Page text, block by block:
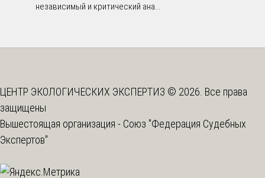
независимый и критический ана...
ЦЕНТР ЭКОЛОГИЧЕСКИХ ЭКСПЕРТИЗ © 2026. Все права
защищены
Вышестоящая организация - Союз "Федерация Судебных
Экспертов"